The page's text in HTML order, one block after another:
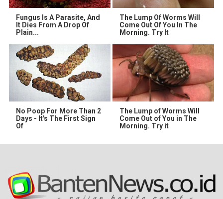
Fungus Is A Parasite, And
It Dies From A Drop Of
Plain...
The Lump Of Worms Will
Come Out Of You In The
Morning. Try It
No Poop For More Than 2
Days - It's The First Sign
Of
The Lump of Worms Will
Come Out of You in The
Morning. Try it